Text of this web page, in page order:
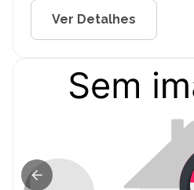
Ver Detalhes